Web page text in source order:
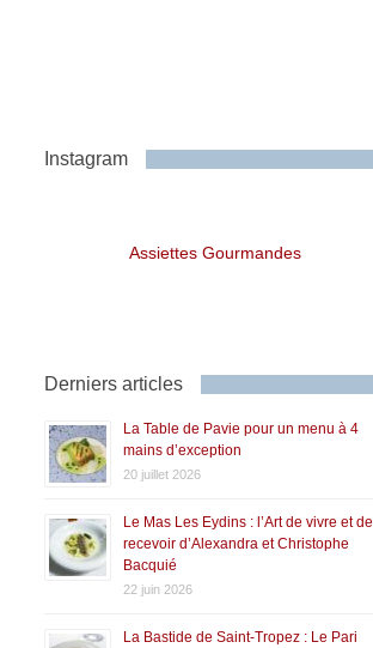
Instagram
Assiettes Gourmandes
Derniers articles
La Table de Pavie pour un menu à 4
mains d’exception
20 juillet 2026
Le Mas Les Eydins : l’Art de vivre et de
recevoir d’Alexandra et Christophe
Bacquié
22 juin 2026
La Bastide de Saint-Tropez : Le Pari